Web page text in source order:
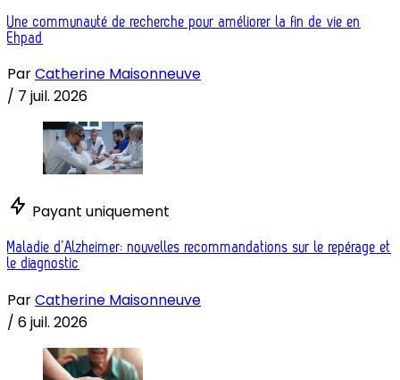
Une communauté de recherche pour améliorer la fin de vie en
Ehpad
ParCatherine Maisonneuve
/ 7 juil. 2026
Payant uniquement
Maladie d’Alzheimer: nouvelles recommandations sur le repérage et
le diagnostic
ParCatherine Maisonneuve
/ 6 juil. 2026